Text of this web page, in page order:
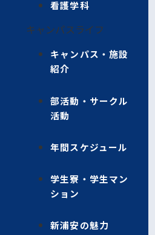
看護学科
キャンパスライフ
キャンパス・施設
紹介
部活動・サークル
活動
年間スケジュール
学生寮・学生マン
ション
新浦安の魅力